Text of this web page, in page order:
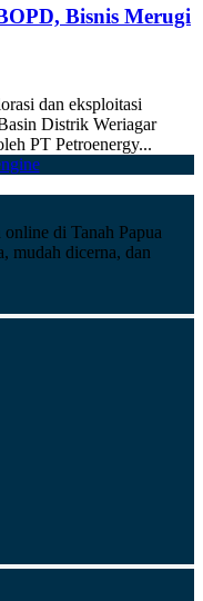
Bisnis Merugi
dan eksploitasi
Distrik Weriagar
PT Petroenergy...
di Tanah Papua
mudah dicerna, dan